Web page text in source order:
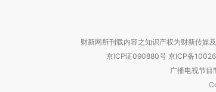
财新网所刊载内容之知识产权为财新传媒
京ICP证090880号 京ICP备
广播电视节目